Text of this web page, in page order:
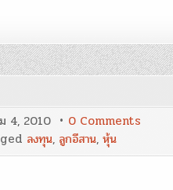
สุวรรณ
4, 2010 0 Comments
ลงทุน
ลงทุน, ลูกอีสาน, หุ้น